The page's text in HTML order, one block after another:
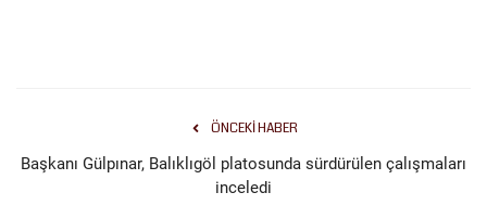
ÖNCEKI HABER
Başkanı Gülpınar, Balıklıgöl platosunda sürdürülen çalışmaları
inceledi